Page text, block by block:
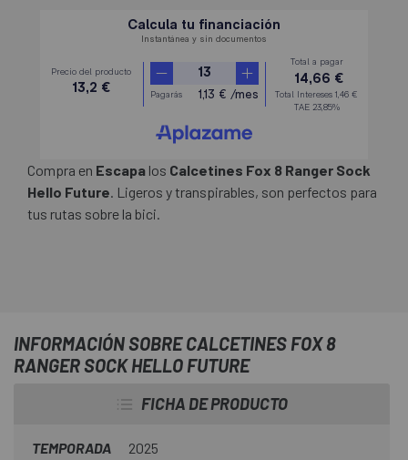
Compra en Escapa los Calcetines Fox 8 Ranger Sock
Hello Future. Ligeros y transpirables, son perfectos para
tus rutas sobre la bici.
INFORMACIÓN SOBRE CALCETINES FOX 8
RANGER SOCK HELLO FUTURE
FICHA DE PRODUCTO
TEMPORADA 2025